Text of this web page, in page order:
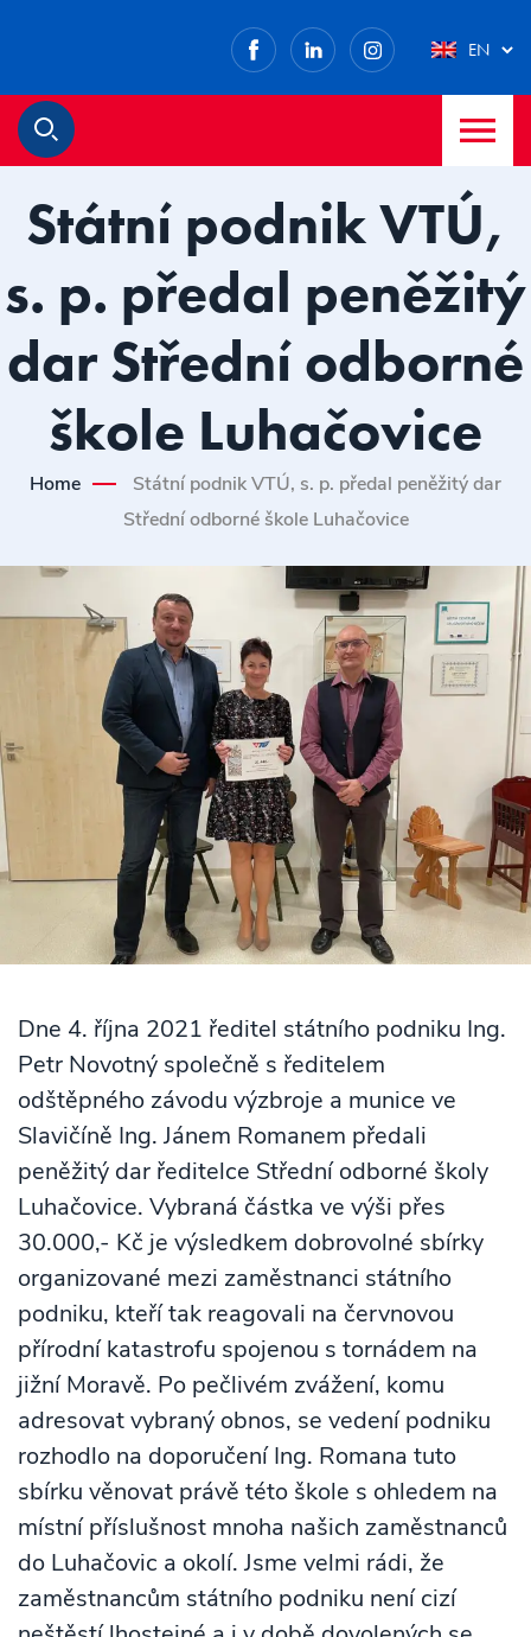
Facebook
LinkedInInstagram
EN
Státní podnik VTÚ,
s. p. předal peněžitý
dar Střední odborné
škole Luhačovice
Home
Státní podnik VTÚ, s. p. předal peněžitý dar
Střední odborné škole Luhačovice
Dne 4. října 2021 ředitel státního podniku Ing.
Petr Novotný společně s ředitelem
odštěpného závodu výzbroje a munice ve
Slavičíně Ing. Jánem Romanem předali
peněžitý dar ředitelce Střední odborné školy
Luhačovice. Vybraná částka ve výši přes
30.000,- Kč je výsledkem dobrovolné sbírky
organizované mezi zaměstnanci státního
podniku, kteří tak reagovali na červnovou
přírodní katastrofu spojenou s tornádem na
jižní Moravě. Po pečlivém zvážení, komu
adresovat vybraný obnos, se vedení podniku
rozhodlo na doporučení Ing. Romana tuto
sbírku věnovat právě této škole s ohledem na
místní příslušnost mnoha našich zaměstnanců
do Luhačovic a okolí. Jsme velmi rádi, že
zaměstnancům státního podniku není cizí